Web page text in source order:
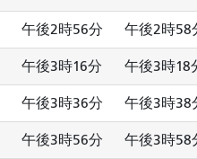
午後2時56分 午後2時58
午後3時16分 午後3時18
午後3時36分 午後3時38
午後3時56分 午後3時58